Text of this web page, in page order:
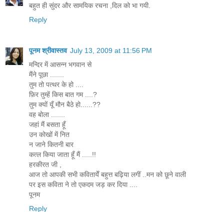
बहुत ही सुंदर और सामयिक रचना ,दिल को भा गयी.
Reply
पूनम श्रीवास्तव July 13, 2009 at 11:56 PM
मन्दिर में आसन्न भगवान से
मैंने पूछा .......
तुम तो पत्थर के हो ....
फ़िर तुम्हें किस बात गम ....?
तुम क्यों यूँ मौन बैठे हो......??
वह बोला .......
जहां मैं बसता हूँ
उन कोखों में नित
न जाने कितनी बार
कत्ल किया जाता हूँ मैं .....!!
हरकीरत जी ,
आज तो आपकी सभी कवितायेँ बहुत्त बढ़िया लगीं ..मन को छूने वाली
पर इस कविता ने तो एकदम जड़ कर दिया ....
पूनम
Reply